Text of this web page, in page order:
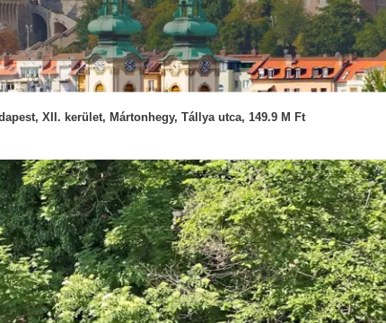
XII. kerület, Mártonhegy, Tállya utca, 149.9 M Ft